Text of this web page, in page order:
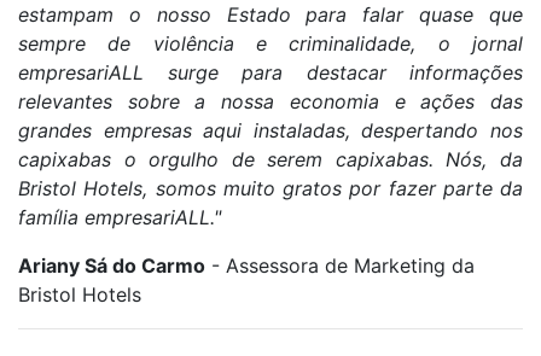
estampam o nosso Estado para falar quase que
sempre de violência e criminalidade, o jornal
empresariALL surge para destacar informações
relevantes sobre a nossa economia e ações das
grandes empresas aqui instaladas, despertando nos
capixabas o orgulho de serem capixabas. Nós, da
Bristol Hotels, somos muito gratos por fazer parte da
família empresariALL."
Ariany Sá do Carmo - Assessora de Marketing da
Bristol Hotels